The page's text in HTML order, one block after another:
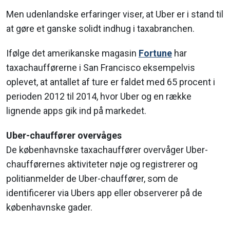
Men udenlandske erfaringer viser, at Uber er i stand til
at gøre et ganske solidt indhug i taxabranchen.
Ifølge det amerikanske magasin Fortune har
taxachaufførerne i San Francisco eksempelvis
oplevet, at antallet af ture er faldet med 65 procent i
perioden 2012 til 2014, hvor Uber og en række
lignende apps gik ind på markedet.
Uber-chauffører overvåges
De københavnske taxachauffører overvåger Uber-
chaufførernes aktiviteter nøje og registrerer og
politianmelder de Uber-chauffører, som de
identificerer via Ubers app eller observerer på de
københavnske gader.